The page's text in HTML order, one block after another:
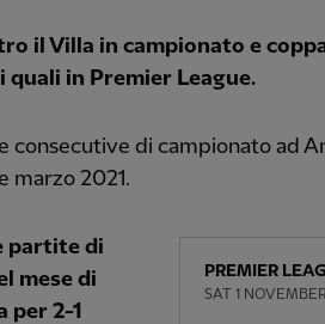
il Villa in campionato e
quali in Premier League.
consecutive di campionato ad
marzo 2021.
PREMIER
SAT 1
partite di
mese di
per 2-1